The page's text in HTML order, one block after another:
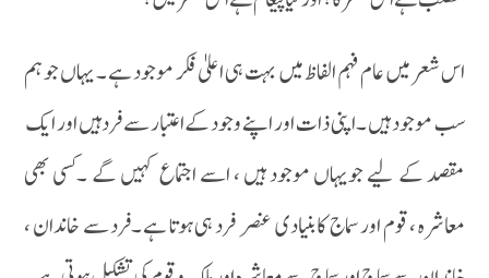
اس شعر میں عام فہم الفاظ میں بہت ہی اعلیٰ فکر موجود ہے ۔ یہاں جو ہم
سب موجود ہیں ۔ اپنی ذات او ر اپنے وجود کے اعتبار سے فرد ہیں اور ایک
مقصد کے لیے جویہاں موجود ہیں ، اسے اجتماع کہیں گے ۔کسی بھی
معاشرہ ، قوم اور سماج کا بنیادی عنصر فرد ہی ہوتا ہے ۔فرد سے خاندان ،